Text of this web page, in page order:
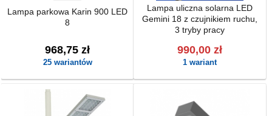
Lampa parkowa Karin 900 LED
8
968,75 zł
25 wariantów
Lampa uliczna solarna LED
Gemini 18 z czujnikiem ruchu,
3 tryby pracy
990,00 zł
1 wariant